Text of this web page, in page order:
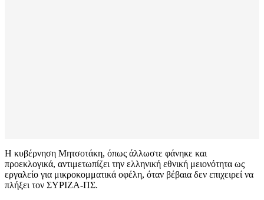
Η κυβέρνηση Μητσοτάκη, όπως άλλωστε φάνηκε και
προεκλογικά, αντιμετωπίζει την ελληνική εθνική μειονότητα ως
εργαλείο για μικροκομματικά οφέλη, όταν βέβαια δεν επιχειρεί να
πλήξει τον ΣΥΡΙΖΑ-ΠΣ.